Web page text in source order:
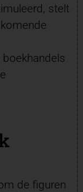
stelt
de figuren